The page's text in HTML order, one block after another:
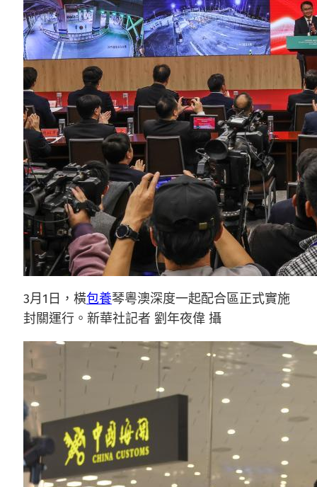
3月1日，橫包養琴粵澳深度一起配合區正式實施
封關運行。新華社記者 劉年夜偉 攝